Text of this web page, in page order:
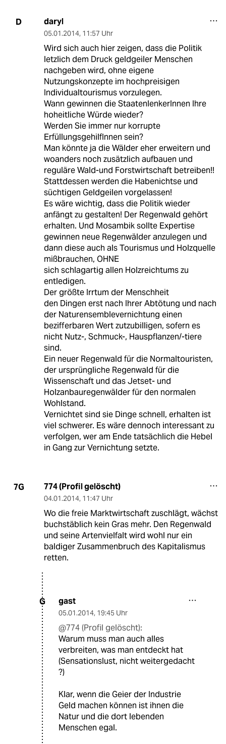
D daryl
05.01.2014, 11:57 Uhr
Wird sich auch hier zeigen, dass die Politik
letzlich dem Druck geldgeiler Menschen
nachgeben wird, ohne eigene
Nutzungskonzepte im hochpreisigen
Individualtourismus vorzulegen.
Wann gewinnen die StaatenlenkerInnen Ihre
hoheitliche Würde wieder?
Werden Sie immer nur korrupte
ErfüllungsgehilfInnen sein?
Man könnte ja die Wälder eher erweitern und
woanders noch zusätzlich aufbauen und
reguläre Wald-und Forstwirtschaft betreiben!!
Stattdessen werden die Habenichtse und
süchtigen Geldgeilen vorgelassen!
Es wäre wichtig, dass die Politik wieder
anfängt zu gestalten! Der Regenwald gehört
erhalten. Und Mosambik sollte Expertise
gewinnen neue Regenwälder anzulegen und
dann diese auch als Tourismus und Holzquelle
mißbrauchen, OHNE
sich schlagartig allen Holzreichtums zu
entledigen.
Der größte Irrtum der Menschheit
den Dingen erst nach Ihrer Abtötung und nach
der Naturensemblevernichtung einen
bezifferbaren Wert zutzubilligen, sofern es
nicht Nutz-, Schmuck-, Hauspflanzen/-tiere
sind.
Ein neuer Regenwald für die Normaltouristen,
der ursprüngliche Regenwald für die
Wissenschaft und das Jetset- und
Holzanbauregenwälder für den normalen
Wohlstand.
Vernichtet sind sie Dinge schnell, erhalten ist
viel schwerer. Es wäre dennoch interessant zu
verfolgen, wer am Ende tatsächlich die Hebel
in Gang zur Vernichtung setzte.
7G 774 (Profil gelöscht)
04.01.2014, 11:47 Uhr
Wo die freie Marktwirtschaft zuschlägt, wächst
buchstäblich kein Gras mehr. Den Regenwald
und seine Artenvielfalt wird wohl nur ein
baldiger Zusammenbruch des Kapitalismus
retten.
G gast
05.01.2014, 19:45 Uhr
@774 (Profil gelöscht):
Warum muss man auch alles
verbreiten, was man entdeckt hat
(Sensationslust, nicht weitergedacht
?)
Klar, wenn die Geier der Industrie
Geld machen können ist ihnen die
Natur und die dort lebenden
Menschen egal.